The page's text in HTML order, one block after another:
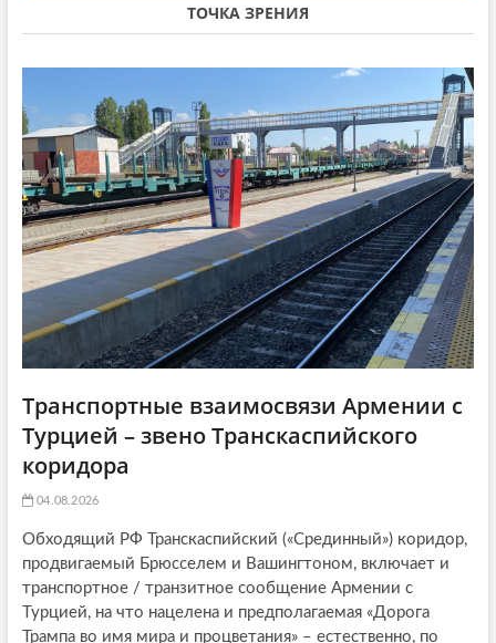
ТОЧКА ЗРЕНИЯ
Транспортные взаимосвязи Армении с
Турцией – звено Транскаспийского
коридора
04.08.2026
Обходящий РФ Транскаспийский («Срединный») коридор,
продвигаемый Брюсселем и Вашингтоном, включает и
транспортное / транзитное сообщение Армении с
Турцией, на что нацелена и предполагаемая «Дорога
Трампа во имя мира и процветания» – естественно, по